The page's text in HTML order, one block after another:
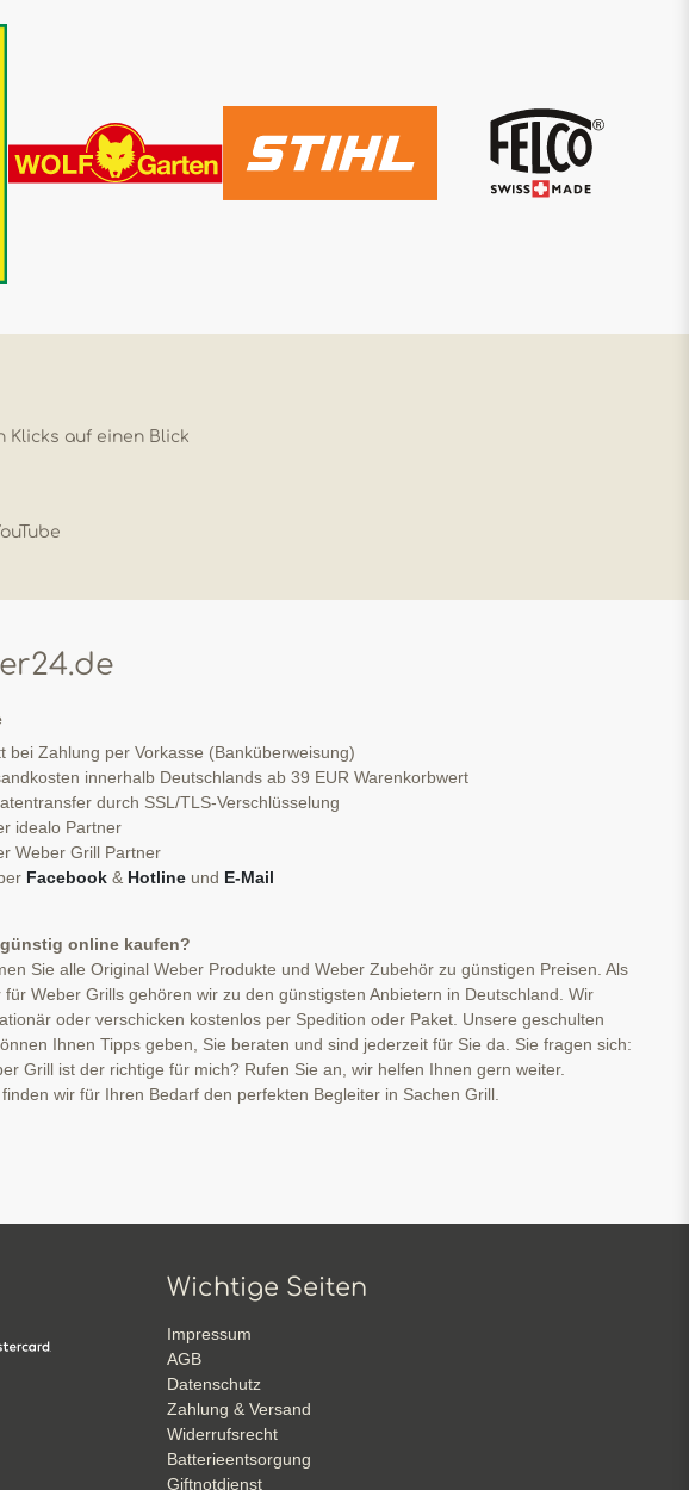
Klicks auf einen Blick
bei Zahlung per Vorkasse (Banküberweisung)
innerhalb Deutschlands ab 39 EUR Warenkorbwert
durch SSL/TLS-Verschlüsselung
idealo Partner
Weber Grill Partner
Facebook & Hotline und E-Mail
online kaufen?
Sie alle Original Weber Produkte und Weber Zubehör zu günstigen Preisen. Als
für Weber Grills gehören wir zu den günstigsten Anbietern in Deutschland. Wir
oder verschicken kostenlos per Spedition oder Paket. Unsere geschulten
Ihnen Tipps geben, Sie beraten und sind jederzeit für Sie da. Sie fragen sich:
Grill ist der richtige für mich? Rufen Sie an, wir helfen Ihnen gern weiter.
wir für Ihren Bedarf den perfekten Begleiter in Sachen Grill.
Wichtige Seiten
Impressum
AGB
Datenschutz
Zahlung & Versand
Widerrufsrecht
Batterieentsorgung
Giftnotdienst